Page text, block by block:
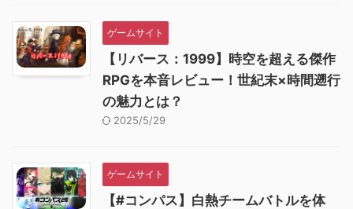
ゲームサイト
【リバース：1999】時空を超える傑作
RPGを本音レビュー！世紀末×時間遡行
の魅力とは？
2025/5/29
ゲームサイト
【#コンパス】白熱チームバトルを体